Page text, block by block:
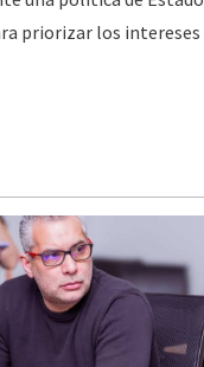
priorizar los intereses